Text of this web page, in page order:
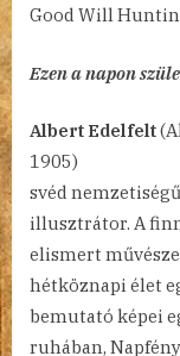
Good Will
Ezen a napon
Albert Edelfelt
1905)
svéd
illusztrátor. A
elismert
hétköznapi élet
bemutató képei
ruhában,